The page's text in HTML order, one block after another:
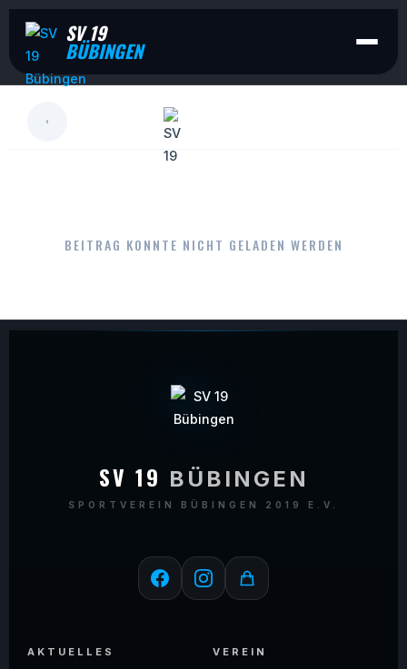
SV 19
BÜBINGEN
BEITRAG KONNTE NICHT GELADEN WERDEN
SV 19 BÜBINGEN
SPORTVEREIN BÜBINGEN 2019 E.V.
AKTUELLES VEREIN